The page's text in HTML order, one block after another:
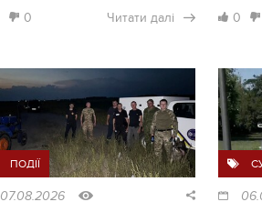
0 Читати далі 0
ПОДІЇ
07.08.2026